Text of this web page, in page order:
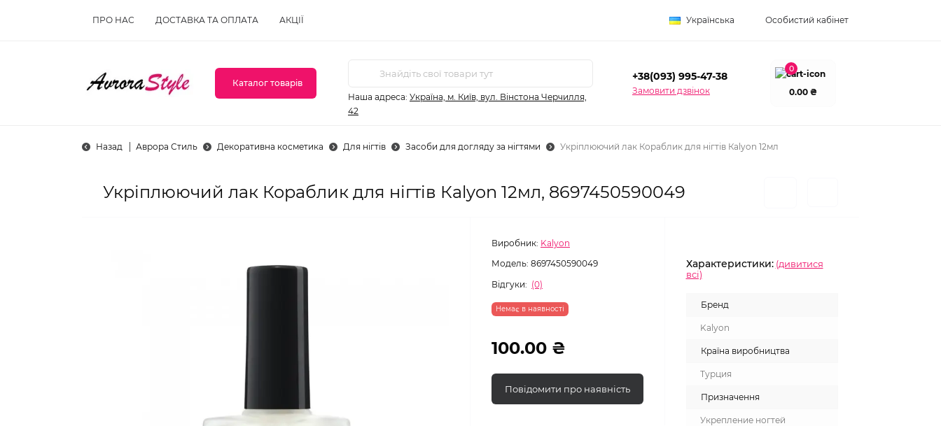
ПРО НАС ДОСТАВКА ТА ОПЛАТА АКЦІЇ Українська Особистий кабінет
Каталог товарів
Наша адреса: Україна, м. Київ, вул. Вінстона Черчилля,
42
+38(093) 995-47-38
Замовити дзвінок
0
0.00 ₴
Назад Аврора Стиль Декоративна косметика Для нігтів Засоби для догляду за нігтями Укріплюючий лак Кораблик для нігтів Кalyon 12мл
Укріплюючий лак Кораблик для нігтів Кalyon 12мл, 8697450590049
Виробник: Kalyon
Модель: 8697450590049
Відгуки: (0)
Немає в наявності
100.00 ₴
Повідомити про наявність
Характеристики: (дивитися
всі)
Бренд
Kalyon
Країна виробництва
Турция
Призначення
Укрепление ногтей